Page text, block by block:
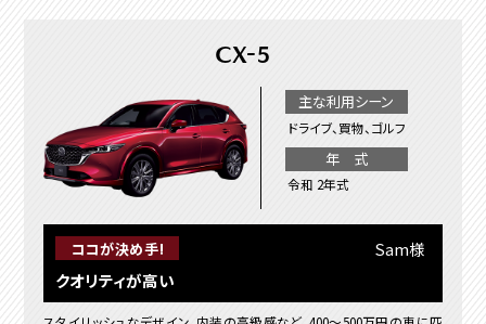
CX-5
主な利用シーン
ドライブ、買物、ゴルフ
年 式
令和 2年式
ココが決め手!
クオリティが高い
Sam様